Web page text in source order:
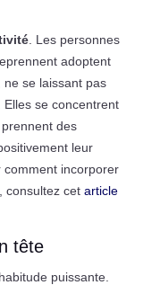
. Les personnes
adoptent
se laissant pas
se concentrent
des
leur
comment incorporer
consultez cet article
tête
puissante.